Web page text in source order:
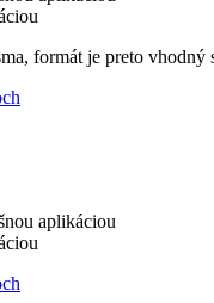
formát je preto vhodný
aplikáciou